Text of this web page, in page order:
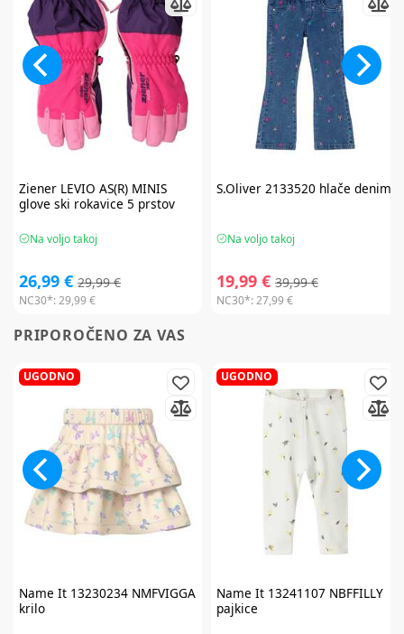
ZienerLEVIO AS(R) MINIS
glove ski rokavice 5 prstov
Na voljo takoj
26,99 € 29,99 €
NC30*:29,99 €
S.Oliver2133520 hlače denim
Na voljo takoj
19,99 € 39,99 €
NC30*:27,99 €
PRIPOROČENO ZA VAS
UGODNO
Name It13230234 NMFVIGGA
krilo
UGODNO
Name It13241107 NBFFILLY
pajkice